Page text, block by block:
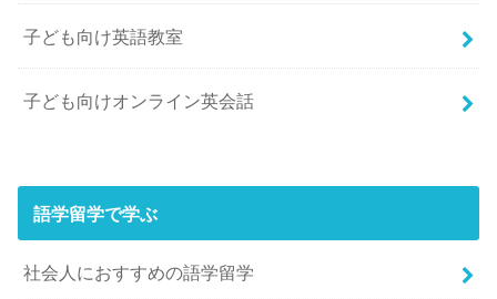
子ども向け英語教室
子ども向けオンライン英会話
語学留学で学ぶ
社会人におすすめの語学留学